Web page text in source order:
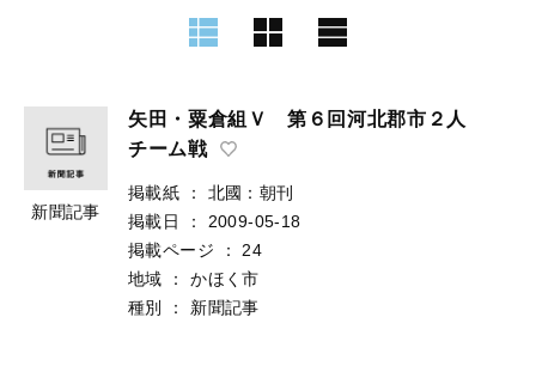
新聞記事
矢田・粟倉組Ｖ 第６回河北郡市２人
チーム戦
掲載紙 ：
北國：朝刊
掲載日
：
2009-05-18
掲載ページ
：
24
地域
：
かほく市
種別
： 新聞記事